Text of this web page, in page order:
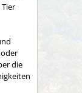
die